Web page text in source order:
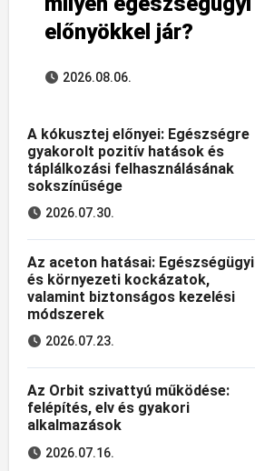
előnyökkel jár?
2026.08.06.
A kókusztej előnyei: Egészségre
gyakorolt pozitív hatások és
táplálkozási felhasználásának
sokszínűsége
2026.07.30.
Az aceton hatásai: Egészségügyi
és környezeti kockázatok,
valamint biztonságos kezelési
módszerek
2026.07.23.
Az Orbit szivattyú működése:
felépítés, elv és gyakori
alkalmazások
2026.07.16.